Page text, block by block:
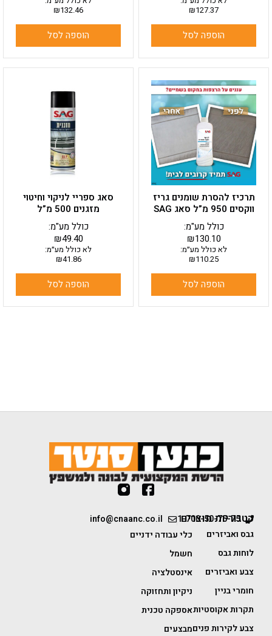
₪127.37
הוספה לסל
₪132.46
הוספה לסל
תרכיז להסרת שומנים גריז
ווקסים 950 מ”ל סאג SAG
₪130.10
כולל מע"מ:
לא כולל מע״מ:
₪110.25
הוספה לסל
סאג ספריי לניקוי וחיטוי
מזגנים 500 מ”ל
₪49.40
כולל מע"מ:
לא כולל מע״מ:
₪41.86
הוספה לסל
1-700-50-75-75
info@cnaanc.co.il קטגוריות מוצרים
גבס ואביזרים
לוחות גבס
צבע ואביזרים
חומרי בניין
תקרות אקוסטיות
צבע לקירות פנים
כלי עבודה ידניים
חשמל
אינסטלציה
ניקיון ותחזוקה
אספקה טכנית
מבצעים